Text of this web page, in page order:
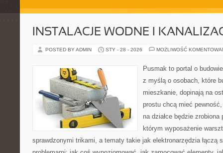
INSTALACJE WODNE I
POSTED BY ADMIN STY - 28 - 2026 MOŻLIWOŚĆ
Pusmak to portal o
z myślą o osobach, które
mieszkanie, dopinają na
prostu chcą mieć
na działce będzie
którym wyposażenie
sprawdzonymi trikami, a tematy takie jak elektronarzędzia łączą